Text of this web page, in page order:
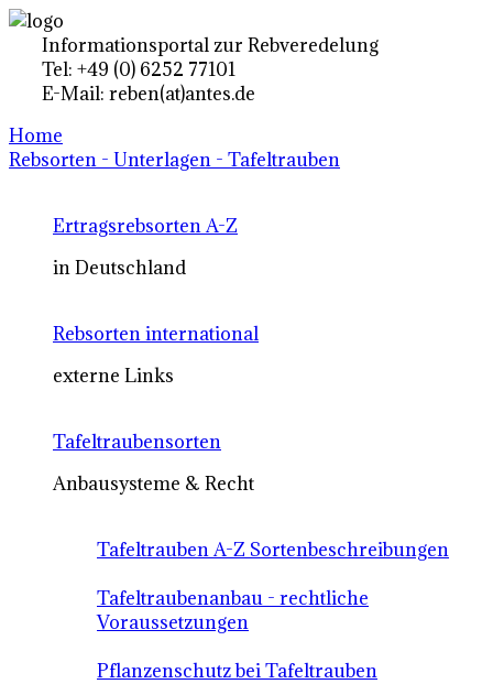
Informationsportal zur Rebveredelung
Tel: +49 (0) 6252 77101
E-Mail: reben(at)antes.de
Home
Rebsorten - Unterlagen - Tafeltrauben
Ertragsrebsorten A-Z
in Deutschland
Rebsorten international
externe Links
Tafeltraubensorten
Anbausysteme & Recht
Tafeltrauben A-Z Sortenbeschreibungen
Tafeltraubenanbau - rechtliche
Voraussetzungen
Pflanzenschutz bei Tafeltrauben